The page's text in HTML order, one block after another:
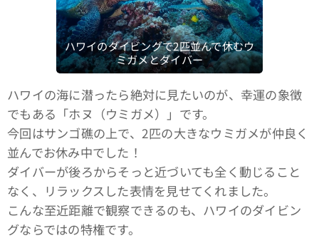
ハワイのダイビングで2匹並んで休むウ
ミガメとダイバー
ハワイの海に潜ったら絶対に見たいのが、幸運の象徴
でもある「ホヌ（ウミガメ）」です。
今回はサンゴ礁の上で、2匹の大きなウミガメが仲良く
並んでお休み中でした！
ダイバーが後ろからそっと近づいても全く動じること
なく、リラックスした表情を見せてくれました。
こんな至近距離で観察できるのも、ハワイのダイビン
グならではの特権です。